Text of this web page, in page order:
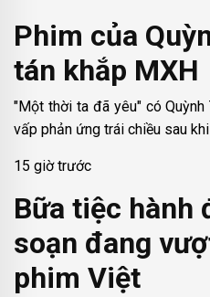
Phim của
tán khắp MXH
"Một thời ta đã yêu" có Quỳnh
vấp phản ứng trái chiều sau
15 giờ trước
Bữa tiệc hành
soạn đang
phim Việt